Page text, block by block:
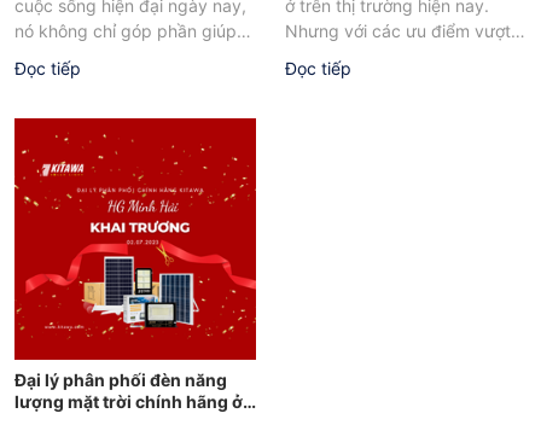
cuộc sống hiện đại ngày nay,
nó không chỉ góp phần giúp
tiết kiệm...
Đọc tiếp
ở trên thị trường hiện nay.
Nhưng với các ưu điểm vượt
Đọc tiếp
Đại lý phân phối đèn năng
lượng mặt trời chính hãng ở